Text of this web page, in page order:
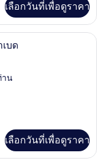
เลือกวันที่เพื่อดูราคา
ป้องกันสารก่อภูมิแพ้, ตู้นิรภั
บด
าน
เลือกวันที่เพื่อดูราคา